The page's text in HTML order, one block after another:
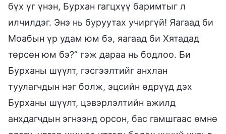
бүх үг үнэн, Бурхан гагцхүү баримтыг л
илчилдэг. Энэ нь буруутах учиргүй! Яагаад би
Моабын үр удам юм бэ, яагаад би Хятадад
төрсөн юм бэ?” гэж дараа нь бодлоо. Би
Бурханы шүүлт, гэсгээлтийг анхлан
туулагчдын нэг болж, эцсийн өдрүүд дэх
Бурханы шүүлт, цэвэрлэлтийн ажилд
анхдагчдын эгнээнд орсон, бас гамшгаас өмнө